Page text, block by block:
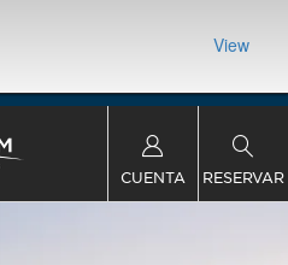
más de mil hoteles de
el mundo.
puntos
View
CUENTA RESERVAR